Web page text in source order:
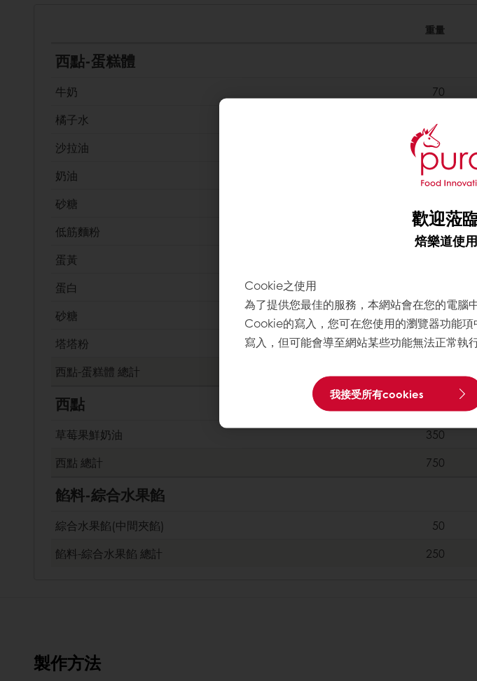
重量
西點-蛋糕體
牛奶
70
橘子水
沙拉油
67
奶油
砂糖
低筋麵粉
200
蛋黃
蛋白
砂糖
180
塔塔粉
3
西點-蛋糕體 總計
西點
草莓果鮮奶油
350
西點 總計 750
餡料-綜合水果餡
綜合水果餡(中間夾餡)
50
餡料-綜合水果餡 總計 250
製作方法
歡迎蒞
焙樂道使
Cookie之使用
為了提供您最佳的服務，本網站會在您的電
Cookie的寫入，您可在您使用的瀏覽器功能
寫入，但可能會導至網站某些功能無法正常執
我接受所有cookies